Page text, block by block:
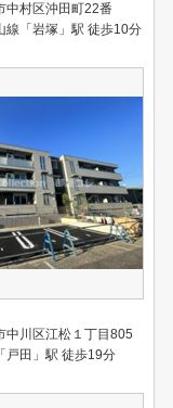
中村区沖田町22番
線「岩塚」駅 徒歩10分
中川区江松１丁目805
戸田」駅 徒歩19分